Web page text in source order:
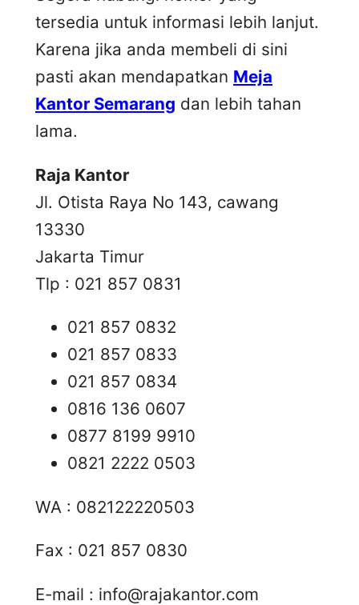
tersedia untuk informasi lebih lanjut.
Karena jika anda membeli di sini
pasti akan mendapatkan Meja
Kantor Semarang dan lebih tahan
lama.
Raja Kantor
Jl. Otista Raya No 143, cawang
13330
Jakarta Timur
Tlp : 021 857 0831
021 857 0832
021 857 0833
021 857 0834
0816 136 0607
0877 8199 9910
0821 2222 0503
WA : 082122220503
Fax : 021 857 0830
E-mail : info@rajakantor.com